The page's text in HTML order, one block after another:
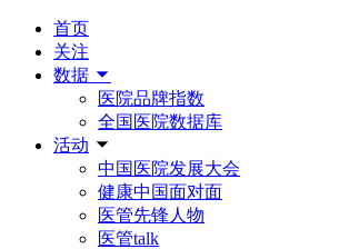
首页
关注
数据
医院品牌指数
全国医院数据库
活动
中国医院发展大会
健康中国面对面
医管先锋人物
医管talk